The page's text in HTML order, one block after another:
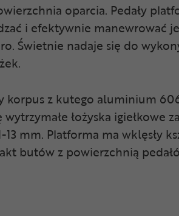
oparcia. Pedały
i efektywnie
Świetnie nadaje się do
korpus z kutego aluminium
łożyska
13 mm. Platforma ma wklęsły
butów z powierzchnią